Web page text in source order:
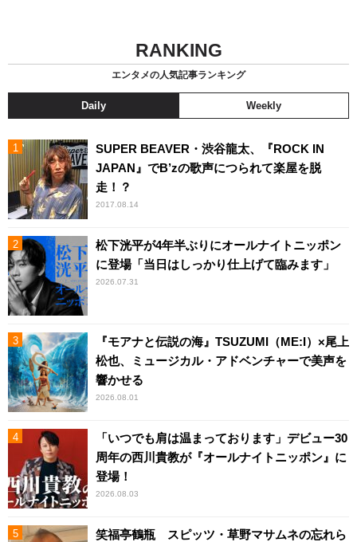
RANKING
エンタメの人気記事ランキング
Daily Weekly
SUPER BEAVER・渋谷龍太、『ROCK IN
JAPAN』でB’zの歌声につられて楽屋を脱
走！？
2017.08.14
松下洸平が4年半ぶりにオールナイトニッポン
に登場「当日はしっかり仕上げて臨みます」
2026.07.31
『モアナと伝説の海』TSUZUMI（ME:I）×尾上
松也、ミュージカル・アドベンチャーで美声を
響かせる
2026.08.01
「いつでも肩は温まっております」デビュー30
周年の西川貴教が『オールナイトニッポン』に
登場！
2026.08.03
笑福亭鶴瓶 スピッツ・草野マサムネの忘れら